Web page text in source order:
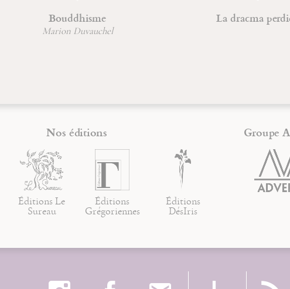
Bouddhisme
Marion Duvauchel
La dracma perdida
Nos éditions
Éditions Le
Sureau
Éditions
Grégoriennes
Éditions
DésIris
Groupe